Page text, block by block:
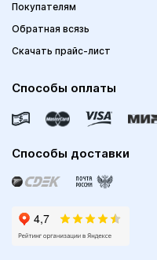
Покупателям
Обратная всязь
Скачать прайс-лист
Способы оплаты
Способы доставки